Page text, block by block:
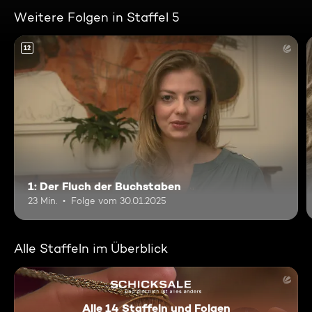
Weitere Folgen in Staffel 5
12
1: Der Fluch der Buchstaben
23 Min. Folge vom 30.01.2025
Alle Staffeln im Überblick
Alle 14 Staffeln und Folgen